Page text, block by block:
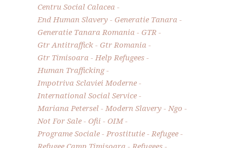
Centru Social Calacea
End Human Slavery
Generatie Tanara
Generatie Tanara Romania
GTR
Gtr Antitraffick
Gtr Romania
Gtr Timisoara
Help Refugees
Human Trafficking
Impotriva Sclaviei Moderne
International Social Service
Mariana Petersel
Modern Slavery
Ngo
Not For Sale
Ofii
OIM
Programe Sociale
Prostitutie
Refugee